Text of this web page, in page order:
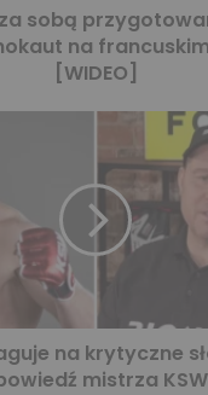
sobą
na
[WIDEO]
na krytyczne
mistrza KSW